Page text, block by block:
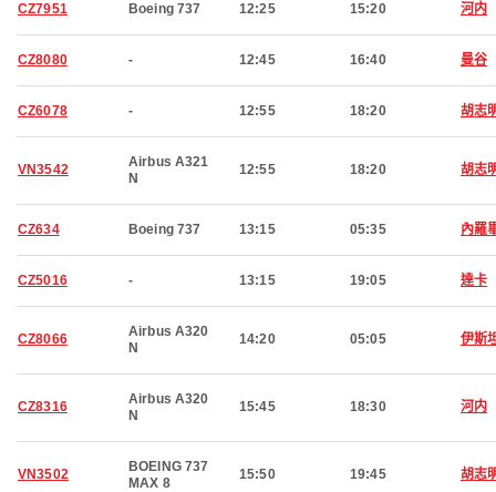
CZ7951 Boeing 737 12:25 15:20 河内
CZ8080 - 12:45 16:40 曼谷
CZ6078 - 12:55 18:20 胡志
VN3542
Airbus A321
N
12:55 18:20 胡志
CZ634 Boeing 737 13:15 05:35 內羅
CZ5016 - 13:15 19:05 達卡
CZ8066
Airbus A320
N
14:20 05:05 伊斯
CZ8316
Airbus A320
N
15:45 18:30 河内
VN3502
BOEING 737
MAX 8
15:50 19:45 胡志